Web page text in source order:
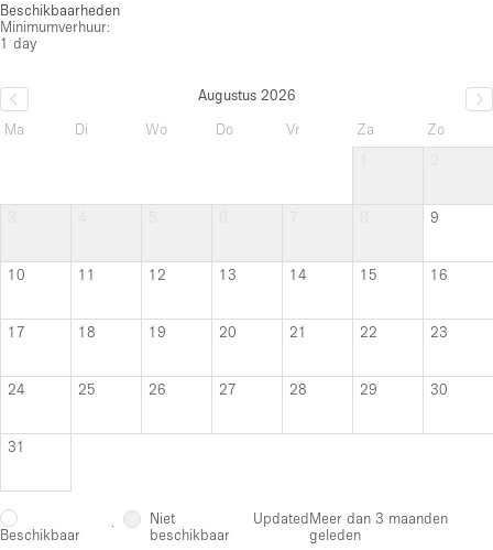
Beschikbaarheden
Minimumverhuur:
1 day
Augustus 2026
Ma
Di Wo Do Vr Za
Zo
9
10 11 12 13 14 15 16
17 18 19 20 21 22 23
24 25 26 27 28 29 30
31
Beschikbaar ·
Niet
beschikbaar
UpdatedMeer dan 3 maanden
geleden